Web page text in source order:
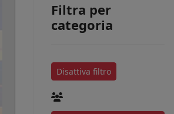
Filtra per
categoria
Disattiva filtro